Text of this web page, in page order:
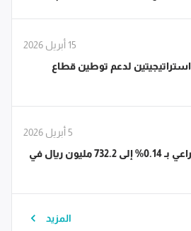
15 أبريل 2026
استراتيجيتين لدعم توطين قطاع
5 أبريل 2026
نمو طفيف في أرباح المراعي بـ 0.14% إلى 732.2 مليون ريال في
المزيد